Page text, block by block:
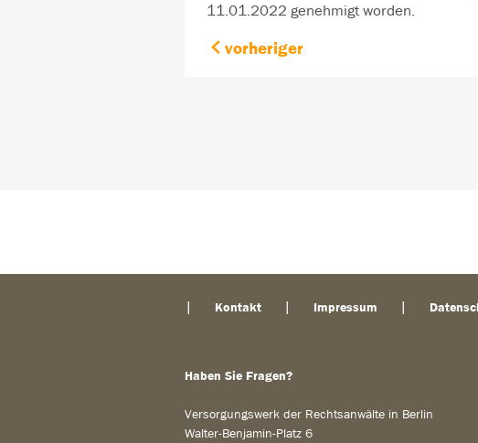
11.01.2022 genehmigt worden.
vorheriger
Kontakt Impressum
Haben Sie Fragen?
Versorgungswerk der Rechtsanwälte in Berlin
Walter-Benjamin-Platz 6